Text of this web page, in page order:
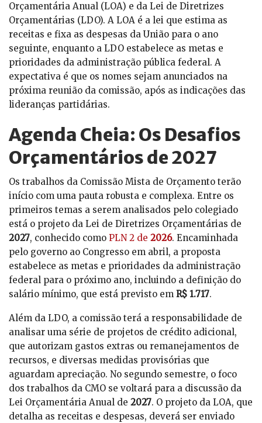
Orçamentária Anual (LOA) e da Lei de Diretrizes
Orçamentárias (LDO). A LOA é a lei que estima as
receitas e fixa as despesas da União para o ano
seguinte, enquanto a LDO estabelece as metas e
prioridades da administração pública federal. A
expectativa é que os nomes sejam anunciados na
próxima reunião da comissão, após as indicações das
lideranças partidárias.
Agenda Cheia: Os Desafios
Orçamentários de 2027
Os trabalhos da Comissão Mista de Orçamento terão
início com uma pauta robusta e complexa. Entre os
primeiros temas a serem analisados pelo colegiado
está o projeto da Lei de Diretrizes Orçamentárias de
2027, conhecido como PLN 2 de 2026. Encaminhada
pelo governo ao Congresso em abril, a proposta
estabelece as metas e prioridades da administração
federal para o próximo ano, incluindo a definição do
salário mínimo, que está previsto em R$ 1.717.
Além da LDO, a comissão terá a responsabilidade de
analisar uma série de projetos de crédito adicional,
que autorizam gastos extras ou remanejamentos de
recursos, e diversas medidas provisórias que
aguardam apreciação. No segundo semestre, o foco
dos trabalhos da CMO se voltará para a discussão da
Lei Orçamentária Anual de 2027. O projeto da LOA, que
detalha as receitas e despesas, deverá ser enviado